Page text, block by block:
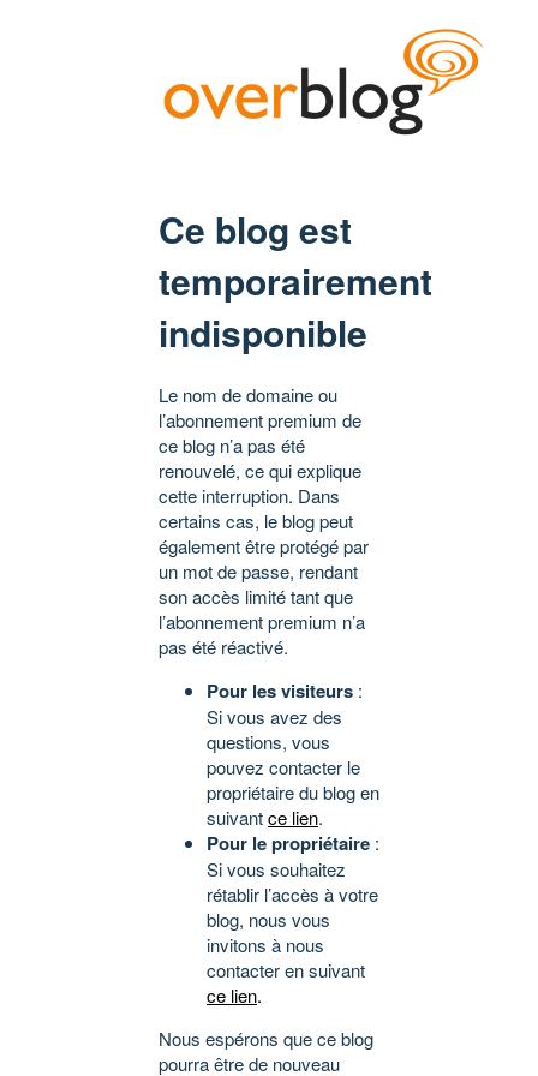
Ce blog est
temporairement
indisponible
Le nom de domaine ou
l’abonnement premium de
ce blog n’a pas été
renouvelé, ce qui explique
cette interruption. Dans
certains cas, le blog peut
également être protégé par
un mot de passe, rendant
son accès limité tant que
l’abonnement premium n’a
pas été réactivé.
Pour les visiteurs :
Si vous avez des
questions, vous
pouvez contacter le
propriétaire du blog en
suivantce lien.
Pour le propriétaire :
Si vous souhaitez
rétablir l’accès à votre
blog, nous vous
invitons à nous
contacter en suivant
ce lien.
Nous espérons que ce blog
pourra être de nouveau